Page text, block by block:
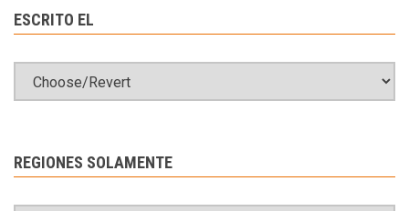
ESCRITO EL
REGIONES SOLAMENTE